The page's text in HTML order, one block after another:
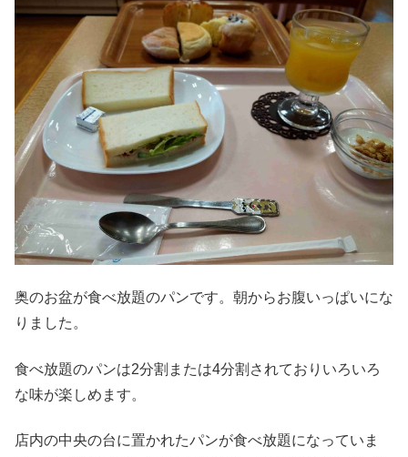
奥のお盆が食べ放題のパンです。朝からお腹いっぱいにな
りました。
食べ放題のパンは2分割または4分割されておりいろいろ
な味が楽しめます。
店内の中央の台に置かれたパンが食べ放題になっていま